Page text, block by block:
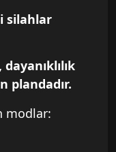
silahlar
plandadır.
modlar: